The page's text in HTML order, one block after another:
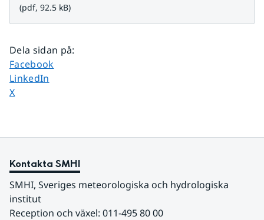
(pdf, 92.5 kB)
Dela sidan på:
Dela sidan på
Facebook
Dela sidan på
LinkedIn
Dela sidan på
X
Kontakta SMHI
SMHI, Sveriges meteorologiska och hydrologiska
institut
Reception och växel: 011-495 80 00